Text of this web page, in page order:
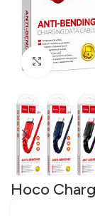
Click to
Hoco